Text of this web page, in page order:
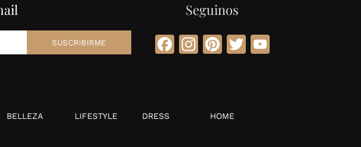
Seguinos
Facebook
Instagram
Pinterest
TwitterYouTube
BELLEZA LIFESTYLE DRESS HOME